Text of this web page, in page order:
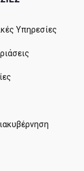
Υπηρεσίες